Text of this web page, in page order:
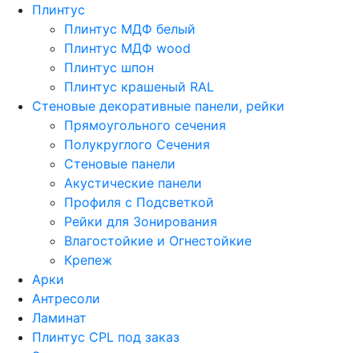
Плинтус
Плинтус МДФ белый
Плинтус МДФ wood
Плинтус шпон
Плинтус крашеный RAL
Стеновые декоративные панели, рейки
Прямоугольного сечения
Полукруглого Сечения
Стеновые панели
Акустические панели
Профиля с Подсветкой
Рейки для Зонирования
Влагостойкие и Огнестойкие
Крепеж
Арки
Антресоли
Ламинат
Плинтус CPL под заказ